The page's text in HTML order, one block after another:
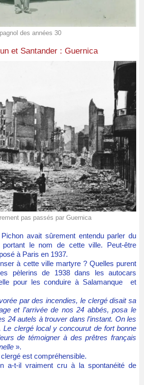
des années 30
et Santander : Guernica
pas passés par Guernica
le nom de cette ville. Peut-être
à Paris en 1937.
à cette ville martyre ? Quelles purent
pèlerins de 1938 dans les autocars
pour les conduire à Salamanque et
par des incendies, le clergé disait sa
et l’arrivée de nos 24 abbés, posa le
24 autels à trouver dans l’instant. On les
Le clergé local y concourut de fort bonne
de témoigner à des prêtres français
».
est compréhensible.
a-t-il vraiment cru à la spontanéité de